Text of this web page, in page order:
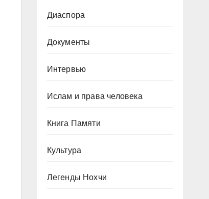
Диаспора
Документы
Интервью
Ислам и права человека
Книга Памяти
Культура
Легенды Нохчи